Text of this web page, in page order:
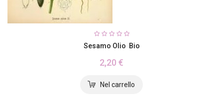
Sesamo Olio Bio
2,20 €